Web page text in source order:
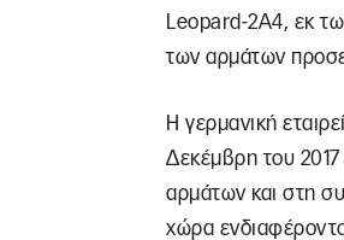
Leopard-2A4, εκ
των αρμάτων
Η γερμανική
Δεκέμβρη του
αρμάτων και στη
χώρα